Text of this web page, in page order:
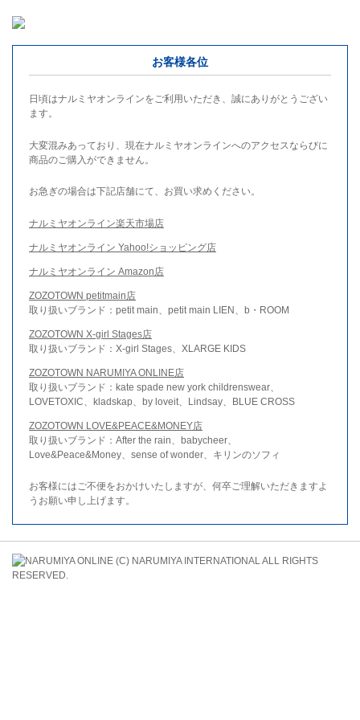
お客様各位
日頃はナルミヤオンラインをご利用いただき、誠にありがとうござい
ます。
大変混みあっており、現在ナルミヤオンラインへのアクセスならびに
商品のご購入ができません。
お急ぎの場合は下記店舗にて、お買い求めください。
ナルミヤオンライン楽天市場店
ナルミヤオンライン Yahoo!ショッピング店
ナルミヤオンライン Amazon店
ZOZOTOWN petitmain店
取り扱いブランド：petit main、petit main LIEN、b・ROOM
ZOZOTOWN X-girl Stages店
取り扱いブランド：X-girl Stages、XLARGE KIDS
ZOZOTOWN NARUMIYA ONLINE店
取り扱いブランド：kate spade new york childrenswear、
LOVETOXIC、kladskap、by loveit、Lindsay、BLUE CROSS
ZOZOTOWN LOVE&PEACE&MONEY店
取り扱いブランド：After the rain、babycheer、
Love&Peace&Money、sense of wonder、キリンのソフィ
お客様にはご不便をおかけいたしますが、何卒ご理解いただきますよ
うお願い申し上げます。